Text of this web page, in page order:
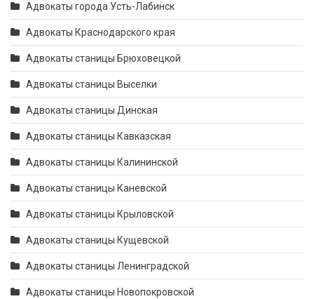
Адвокаты города Усть-Лабинск
Адвокаты Краснодарского края
Адвокаты станицы Брюховецкой
Адвокаты станицы Выселки
Адвокаты станицы Динская
Адвокаты станицы Кавказская
Адвокаты станицы Калининской
Адвокаты станицы Каневской
Адвокаты станицы Крыловской
Адвокаты станицы Кущевской
Адвокаты станицы Ленинградской
Адвокаты станицы Новопокровской